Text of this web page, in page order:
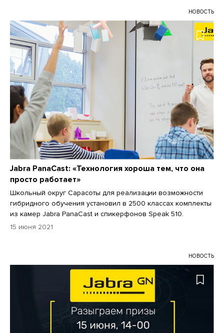
НОВОСТЬ
Jabra PanaCast: «Технология хороша тем, что она
просто работает»
Школьный округ Сарасоты для реализации возможности
гибридного обучения установил в 2500 классах комплекты
из камер Jabra PanaCast и спикерфонов Speak 510.
15 июня 2021
НОВОСТЬ